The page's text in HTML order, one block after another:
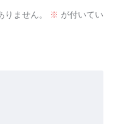
ません。 ※ が付いてい